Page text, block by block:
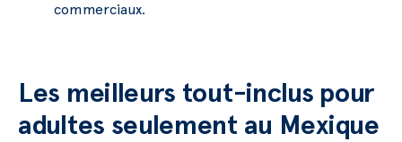
commerciaux.
Les meilleurs tout-inclus pour
adultes seulement au Mexique